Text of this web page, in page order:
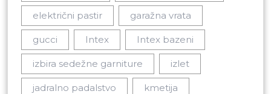
električni pastir garažna vrata
gucci Intex Intex bazeni
izbira sedežne garniture izlet
jadralno padalstvo kmetija